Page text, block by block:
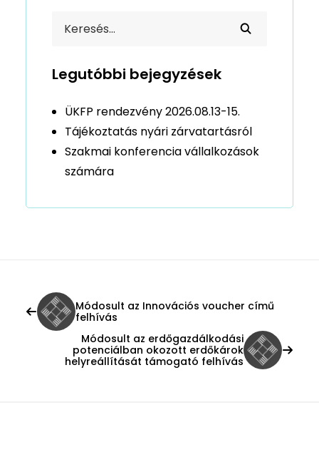
Legutóbbi bejegyzések
ÜKFP rendezvény 2026.08.13-15.
Tájékoztatás nyári zárvatartásról
Szakmai konferencia vállalkozások
számára
Módosult az Innovációs voucher című
felhívás
Módosult az erdőgazdálkodási
potenciálban okozott erdőkárok
helyreállítását támogató felhívás